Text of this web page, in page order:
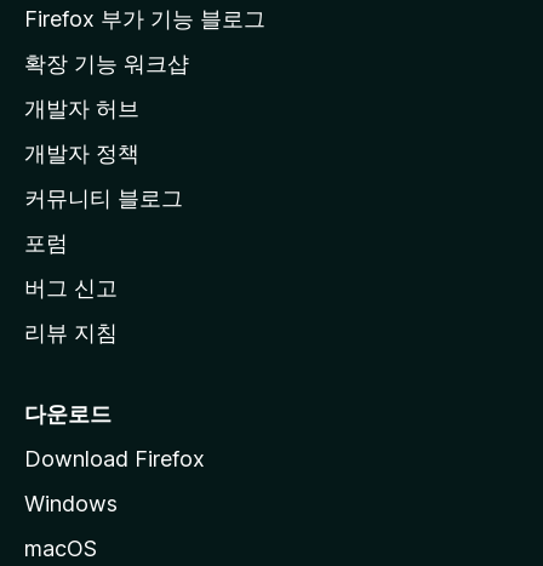
a
페
이
지
이
동
Firefox 부가 기능 블로그
확장 기능 워크샵
개발자 허브
개발자 정책
커뮤니티 블로그
포럼
버그 신고
리뷰 지침
다운로드
Download Firefox
Windows
macOS